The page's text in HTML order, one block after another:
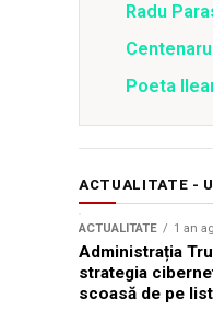
Radu
Poeta
ACTUALITATE -
ACTUALITATE 1 an
Administrația
strategia
scoasă de pe